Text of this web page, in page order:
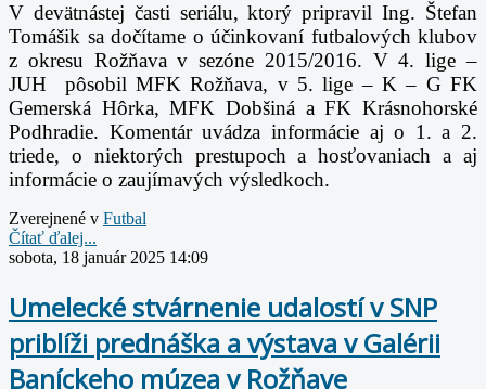
V devätnástej časti seriálu, ktorý pripravil Ing. Štefan
Tomášik sa dočítame o účinkovaní futbalových klubov
z okresu Rožňava v sezóne 2015/2016. V 4. lige –
JUH pôsobil MFK Rožňava, v 5. lige – K – G FK
Gemerská Hôrka, MFK Dobšiná a FK Krásnohorské
Podhradie. Komentár uvádza informácie aj o 1. a 2.
triede, o niektorých prestupoch a hosťovaniach a aj
informácie o zaujímavých výsledkoch.
Zverejnené v Futbal
Čítať ďalej...
sobota, 18 január 2025 14:09
Umelecké stvárnenie udalostí v SNP
priblíži prednáška a výstava v Galérii
Baníckeho múzea v Rožňave